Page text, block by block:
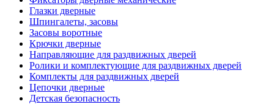
Глазки дверные
Шпингалеты, засовы
Засовы воротные
Крючки дверные
Направляющие для раздвижных дверей
Ролики и комплектующие для раздвижных дверей
Комплекты для раздвижных дверей
Цепочки дверные
Детская безопасность